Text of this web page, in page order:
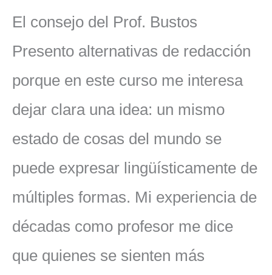
El consejo del Prof. Bustos
Presento alternativas de redacción
porque en este curso me interesa
dejar clara una idea: un mismo
estado de cosas del mundo se
puede expresar lingüísticamente de
múltiples formas. Mi experiencia de
décadas como profesor me dice
que quienes se sienten más